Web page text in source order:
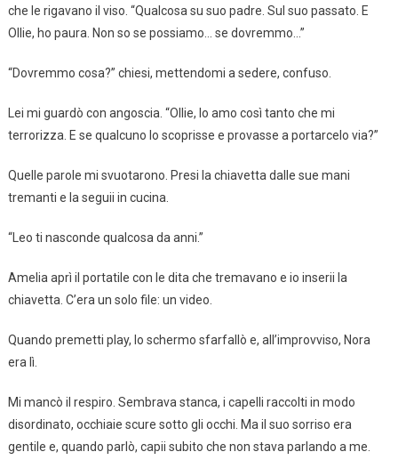
che le rigavano il viso. “Qualcosa su suo padre. Sul suo passato. E
Ollie, ho paura. Non so se possiamo… se dovremmo…”
“Dovremmo cosa?” chiesi, mettendomi a sedere, confuso.
Lei mi guardò con angoscia. “Ollie, lo amo così tanto che mi
terrorizza. E se qualcuno lo scoprisse e provasse a portarcelo via?”
Quelle parole mi svuotarono. Presi la chiavetta dalle sue mani
tremanti e la seguii in cucina.
“Leo ti nasconde qualcosa da anni.”
Amelia aprì il portatile con le dita che tremavano e io inserii la
chiavetta. C’era un solo file: un video.
Quando premetti play, lo schermo sfarfallò e, all’improvviso, Nora
era lì.
Mi mancò il respiro. Sembrava stanca, i capelli raccolti in modo
disordinato, occhiaie scure sotto gli occhi. Ma il suo sorriso era
gentile e, quando parlò, capii subito che non stava parlando a me.